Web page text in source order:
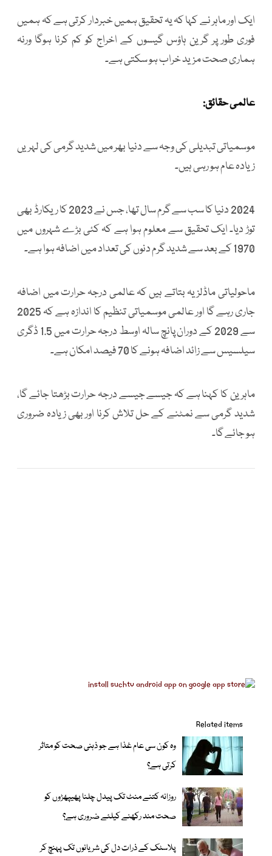
ایک اور ماہر نے کہا کہ یہ تحقیق ہمیں خبردار کرتی ہے کہ ہمیں
فوری طور پر گرین ہاؤس گیسوں کے اخراج کو کم کرنا ہوگا ورنہ
ہماری صحت مزید خراب ہو سکتی ہے۔
عالمی حقائق:
موسمیاتی تبدیلی کی وجہ سے دنیا بھر میں شدید گرمی کی لہریں
زیادہ عام ہو رہی ہیں۔
2024 دنیا کا سب سے گرم سال تھا، جس نے 2023 کا ریکارڈ بھی
توڑ دیا۔ ایک تحقیق سے معلوم ہوا ہے کہ کئی بڑے شہروں میں
1970 کے بعد سے شدید گرم دنوں کی تعداد میں اضافہ ہوا ہے۔
ماحولیاتی ماڈلز یہ بتاتے ہیں کہ عالمی درجہ حرارت میں اضافہ
جاری رہے گا اور عالمی موسمیاتی تنظیم کا اندازہ ہے کہ 2025
سے 2029 کے دوران پانچ سالہ اوسط درجہ حرارت میں 1.5 ڈگری
سیلسیس سے زائد اضافہ ہونے کا 70 فیصد امکان ہے۔
ماہرین کا کہنا ہے کہ جیسے جیسے درجہ حرارت بڑھتا جائے گا،
شدید گرمی سے نمٹنے کے حل تلاش کرنا اور بھی زیادہ ضروری
ہو جائے گا۔
Related items
وہ کون سی عام غذا ہے جو ذہنی صحت کو متاثر
کرتی ہے؟
روزانہ کتنے منٹ تک پیدل چلنا پھیپھڑوں کو
صحت مند رکھنے کیلئے ضروری ہے؟
پلاسٹک کے ذرات دل کی شریانوں تک پہنچ کر